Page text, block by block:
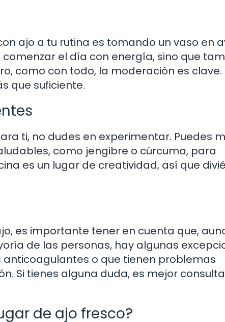
ajo a tu rutina es tomando un vaso en
el día con energía, sino que
como con todo, la moderación es clave.
que suficiente.
ti, no dudes en experimentar. Puedes
como jengibre o cúrcuma, para
es un lugar de creatividad, así que
es importante tener en cuenta que,
de las personas, hay algunas
o que tienen problemas
Si tienes alguna duda, es mejor
de ajo fresco?